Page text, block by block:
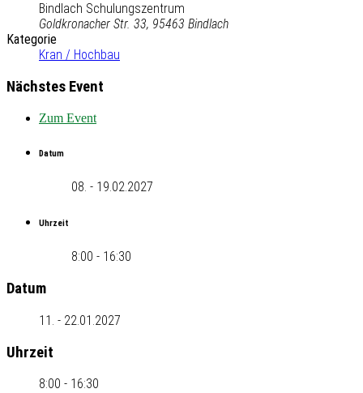
Bindlach Schulungszentrum
Goldkronacher Str. 33, 95463 Bindlach
Kategorie
Kran / Hochbau
Nächstes Event
Zum Event
Datum
08. - 19.02.2027
Uhrzeit
8:00 - 16:30
Datum
11. - 22.01.2027
Uhrzeit
8:00 - 16:30